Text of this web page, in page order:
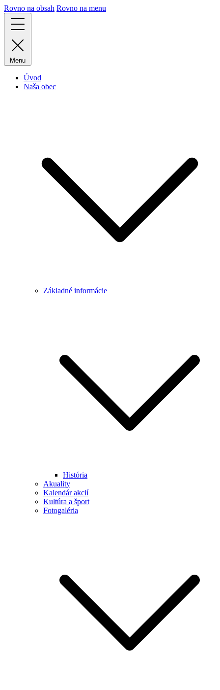
Rovno na obsah Rovno na menu
Menu
Úvod
Naša obec
Základné informácie
História
Akuality
Kalendár akcií
Kultúra a šport
Fotogaléria